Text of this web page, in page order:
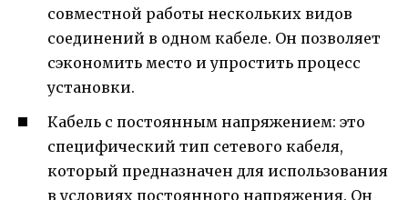
совместной работы нескольких видов
соединений в одном кабеле. Он позволяет
сэкономить место и упростить процесс
установки.
Кабель с постоянным напряжением: это
специфический тип сетевого кабеля,
который предназначен для использования
в условиях постоянного напряжения. Он